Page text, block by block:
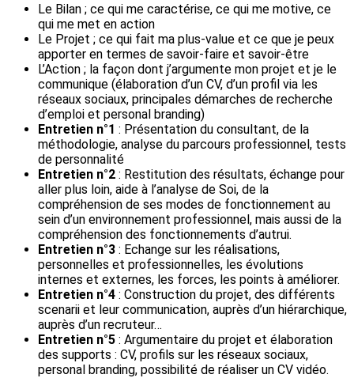
Le Bilan ; ce qui me caractérise, ce qui me motive, ce
qui me met en action
Le Projet ; ce qui fait ma plus-value et ce que je peux
apporter en termes de savoir-faire et savoir-être
L’Action ; la façon dont j’argumente mon projet et je le
communique (élaboration d’un CV, d’un profil via les
réseaux sociaux, principales démarches de recherche
d’emploi et personal branding)
Entretien n°1 : Présentation du consultant, de la
méthodologie, analyse du parcours professionnel, tests
de personnalité
Entretien n°2 : Restitution des résultats, échange pour
aller plus loin, aide à l’analyse de Soi, de la
compréhension de ses modes de fonctionnement au
sein d’un environnement professionnel, mais aussi de la
compréhension des fonctionnements d’autrui.
Entretien n°3 : Echange sur les réalisations,
personnelles et professionnelles, les évolutions
internes et externes, les forces, les points à améliorer.
Entretien n°4 : Construction du projet, des différents
scenarii et leur communication, auprès d’un hiérarchique,
auprès d’un recruteur…
Entretien n°5 : Argumentaire du projet et élaboration
des supports : CV, profils sur les réseaux sociaux,
personal branding, possibilité de réaliser un CV vidéo.